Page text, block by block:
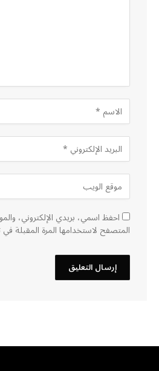
احفظ اسمي، بريدي الإلكتروني،
المتصفح لاستخدامها المرة المقبلة